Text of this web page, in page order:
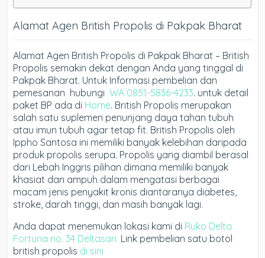
Alamat Agen British Propolis di Pakpak Bharat
Alamat Agen British Propolis di Pakpak Bharat – British
Propolis semakin dekat dengan Anda yang tinggal di
Pakpak Bharat. Untuk Informasi pembelian dan
pemesanan hubungiWA 0851-5836-4233. untuk detail
paket BP ada di Home. British Propolis merupakan
salah satu suplemen penunjang daya tahan tubuh
atau imun tubuh agar tetap fit. British Propolis oleh
Ippho Santosa ini memiliki banyak kelebihan daripada
produk propolis serupa. Propolis yang diambil berasal
dari Lebah Inggris pilihan dimana memiliki banyak
khasiat dan ampuh dalam mengatasi berbagai
macam jenis penyakit kronis diantaranya diabetes,
stroke, darah tinggi, dan masih banyak lagi.
Anda dapat menemukan lokasi kami di Ruko Delta
Fortuna no. 34 Deltasari. Link pembelian satu botol
british propolis di sini